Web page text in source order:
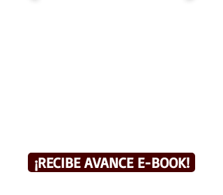
¡RECIBE AVANCE E-BOOK!